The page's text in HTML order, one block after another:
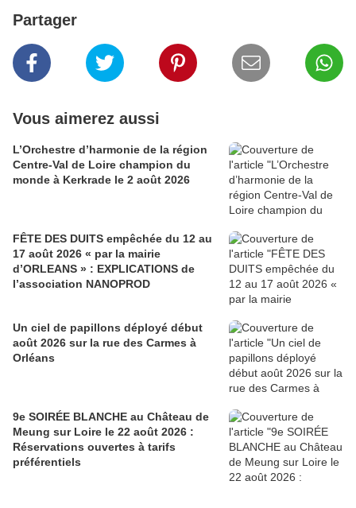
Partager
Vous aimerez aussi
L’Orchestre d’harmonie de la région
Centre-Val de Loire champion du
monde à Kerkrade le 2 août 2026
FÊTE DES DUITS empêchée du 12 au
17 août 2026 « par la mairie
d’ORLEANS » : EXPLICATIONS de
l’association NANOPROD
Un ciel de papillons déployé début
août 2026 sur la rue des Carmes à
Orléans
9e SOIRÉE BLANCHE au Château de
Meung sur Loire le 22 août 2026 :
Réservations ouvertes à tarifs
préférentiels